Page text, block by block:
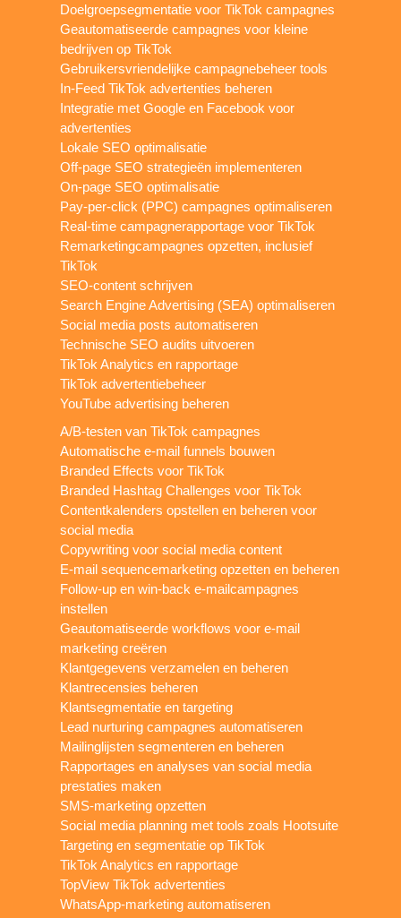
Doelgroepsegmentatie voor TikTok campagnes
Geautomatiseerde campagnes voor kleine
bedrijven op TikTok
Gebruikersvriendelijke campagnebeheer tools
In-Feed TikTok advertenties beheren
Integratie met Google en Facebook voor
advertenties
Lokale SEO optimalisatie
Off-page SEO strategieën implementeren
On-page SEO optimalisatie
Pay-per-click (PPC) campagnes optimaliseren
Real-time campagnerapportage voor TikTok
Remarketingcampagnes opzetten, inclusief
TikTok
SEO-content schrijven
Search Engine Advertising (SEA) optimaliseren
Social media posts automatiseren
Technische SEO audits uitvoeren
TikTok Analytics en rapportage
TikTok advertentiebeheer
YouTube advertising beheren
A/B-testen van TikTok campagnes
Automatische e-mail funnels bouwen
Branded Effects voor TikTok
Branded Hashtag Challenges voor TikTok
Contentkalenders opstellen en beheren voor
social media
Copywriting voor social media content
E-mail sequencemarketing opzetten en beheren
Follow-up en win-back e-mailcampagnes
instellen
Geautomatiseerde workflows voor e-mail
marketing creëren
Klantgegevens verzamelen en beheren
Klantrecensies beheren
Klantsegmentatie en targeting
Lead nurturing campagnes automatiseren
Mailinglijsten segmenteren en beheren
Rapportages en analyses van social media
prestaties maken
SMS-marketing opzetten
Social media planning met tools zoals Hootsuite
Targeting en segmentatie op TikTok
TikTok Analytics en rapportage
TopView TikTok advertenties
WhatsApp-marketing automatiseren